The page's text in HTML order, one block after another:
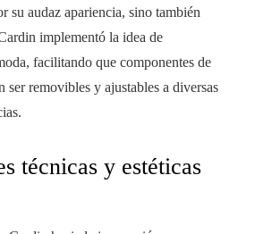
su audaz apariencia, sino también
implementó la idea de
facilitando que componentes de
ser removibles y ajustables a diversas
técnicas y estéticas